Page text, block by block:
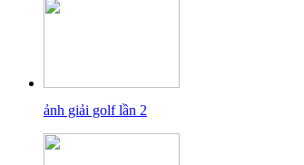
ảnh giải golf lần 2